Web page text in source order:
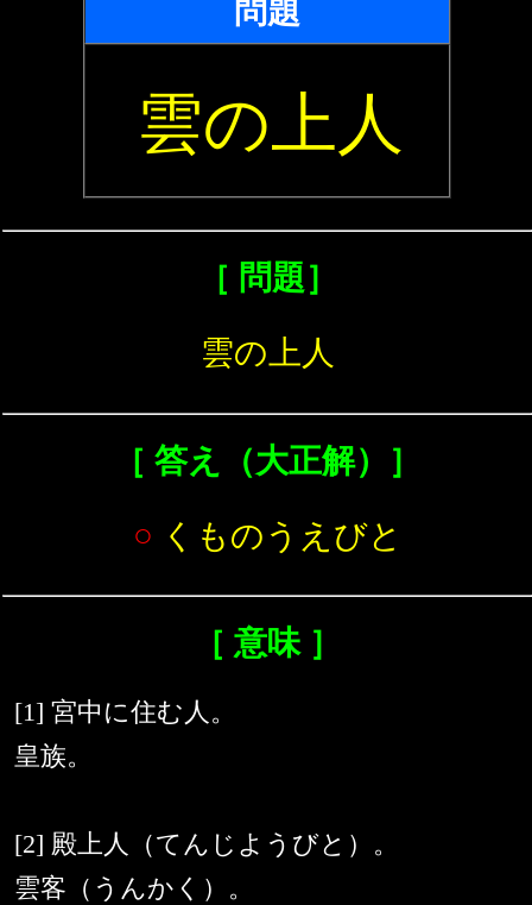
問題
雲の上人
［ 問題］
雲の上人
［ 答え（大正解）］
○ くものうえびと
［ 意味 ］
[1] 宮中に住む人。
皇族。
[2] 殿上人（てんじようびと）。
雲客（うんかく）。